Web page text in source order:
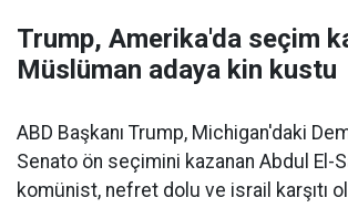
Trump, Amerika'da seçim
Müslüman adaya kin kustu
ABD Başkanı Trump, Michigan'daki
Senato ön seçimini kazanan Abdul El-
komünist, nefret dolu ve israil karşıtı